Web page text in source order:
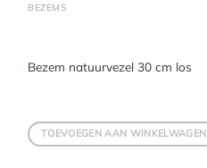
BEZEMS
Bezem natuurvezel 30 cm los
TOEVOEGEN AAN WINKELWAGEN